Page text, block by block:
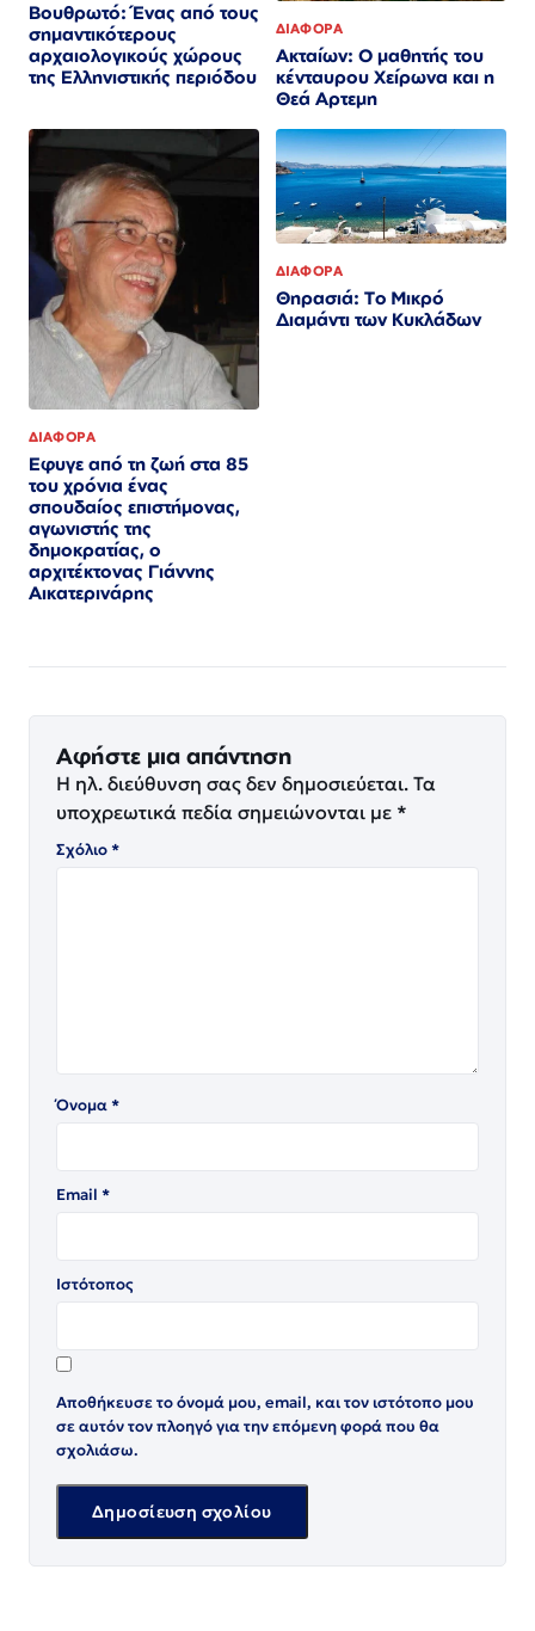
Βουθρωτό: Ένας από τους
σημαντικότερους
αρχαιολογικούς χώρους
της Ελληνιστικής περιόδου
ΔΙΑΦΟΡΑ
Ακταίων: Ο μαθητής του
κένταυρου Χείρωνα και η
Θεά Αρτεμη
ΔΙΑΦΟΡΑ
Εφυγε από τη ζωή στα 85
του χρόνια ένας
σπουδαίος επιστήμονας,
αγωνιστής της
δημοκρατίας, ο
αρχιτέκτονας Γιάννης
Αικατερινάρης
ΔΙΑΦΟΡΑ
Θηρασιά: Το Μικρό
Διαμάντι των Κυκλάδων
Αφήστε μια απάντηση
Η ηλ. διεύθυνση σας δεν δημοσιεύεται. Τα
υποχρεωτικά πεδία σημειώνονται με *
Σχόλιο*
Όνομα*
Email *
Ιστότοπος
Αποθήκευσε το όνομά μου, email, και τον ιστότοπο μου
σε αυτόν τον πλοηγό για την επόμενη φορά που θα
σχολιάσω.